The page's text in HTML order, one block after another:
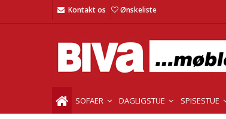
Kontakt os Ønskeliste
SOFAER DAGLIGSTUE SPISESTUE